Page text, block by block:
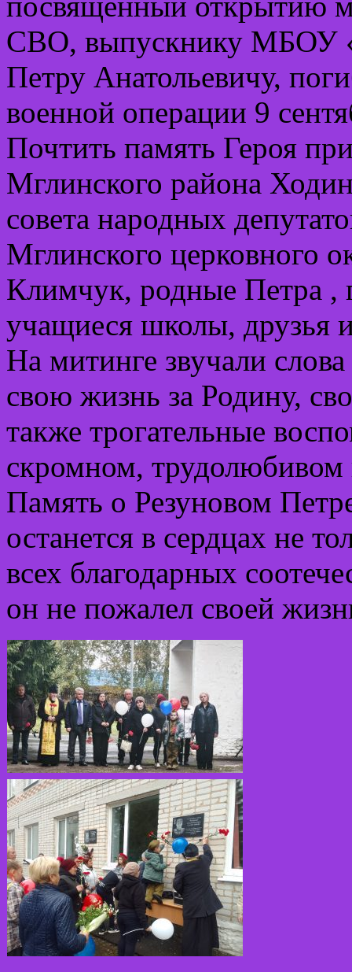
СВО, выпускнику МБОУ
Петру Анатольевичу,
военной операции 9
Почтить память Героя
Мглинского района
совета народных
Мглинского церковного
Климчук, родные Петра ,
учащиеся школы, друзья
На митинге звучали
свою жизнь за Родину,
также трогательные
скромном, трудолюбивом
Память о Резуновом
останется в сердцах не
всех благодарных
он не пожалел своей